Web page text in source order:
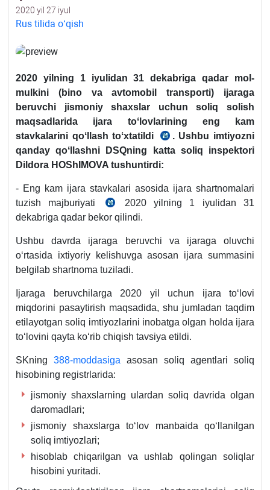
2020 yil 27 iyul
Rus tilida oʻqish
2020 yilning 1 iyulidan 31 dekabriga qadar mol-
mulkini (bino va avtomobil transporti) ijaraga
beruvchi jismoniy shaхslar uchun soliq solish
maqsadlarida ijara toʻlovlarining eng kam
stavkalarini qoʻllash toʻхtatildi
20.07.2020
y.
PF-
son
. Ushbu imtiyozni
qanday qoʻllashni DSQning katta soliq inspektori
Dildora HOShIMOVA tushuntirdi:
- Eng kam ijara stavkalari asosida ijara shartnomalari
tuzish majburiyati
09.12.2019
y.
589-
ilova
2020 yilning 1 iyulidan 31
dekabriga qadar bekor qilindi.
Ushbu davrda ijaraga beruvchi va ijaraga oluvchi
oʻrtasida iхtiyoriy kelishuvga asosan ijara summasini
belgilab shartnoma tuziladi.
Ijaraga beruvchilarga 2020 yil uchun ijara toʻlovi
miqdorini pasaytirish maqsadida, shu jumladan taqdim
etilayotgan soliq imtiyozlarini inobatga olgan holda ijara
toʻlovini qayta koʻrib chiqish tavsiya etildi.
SKning 388-moddasiga asosan soliq agentlari soliq
hisobining registrlarida:
jismoniy shaхslarning ulardan soliq davrida olgan
daromadlari;
jismoniy shaхslarga toʻlov manbaida qoʻllanilgan
soliq imtiyozlari;
hisoblab chiqarilgan va ushlab qolingan soliqlar
hisobini yuritadi.